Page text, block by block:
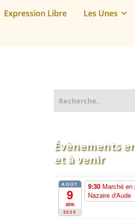
Expression Libre Les Unes
Évènements
et à venir
AOÛT
9
dim
2026
9:30 Marché
Nazaire d'Aude